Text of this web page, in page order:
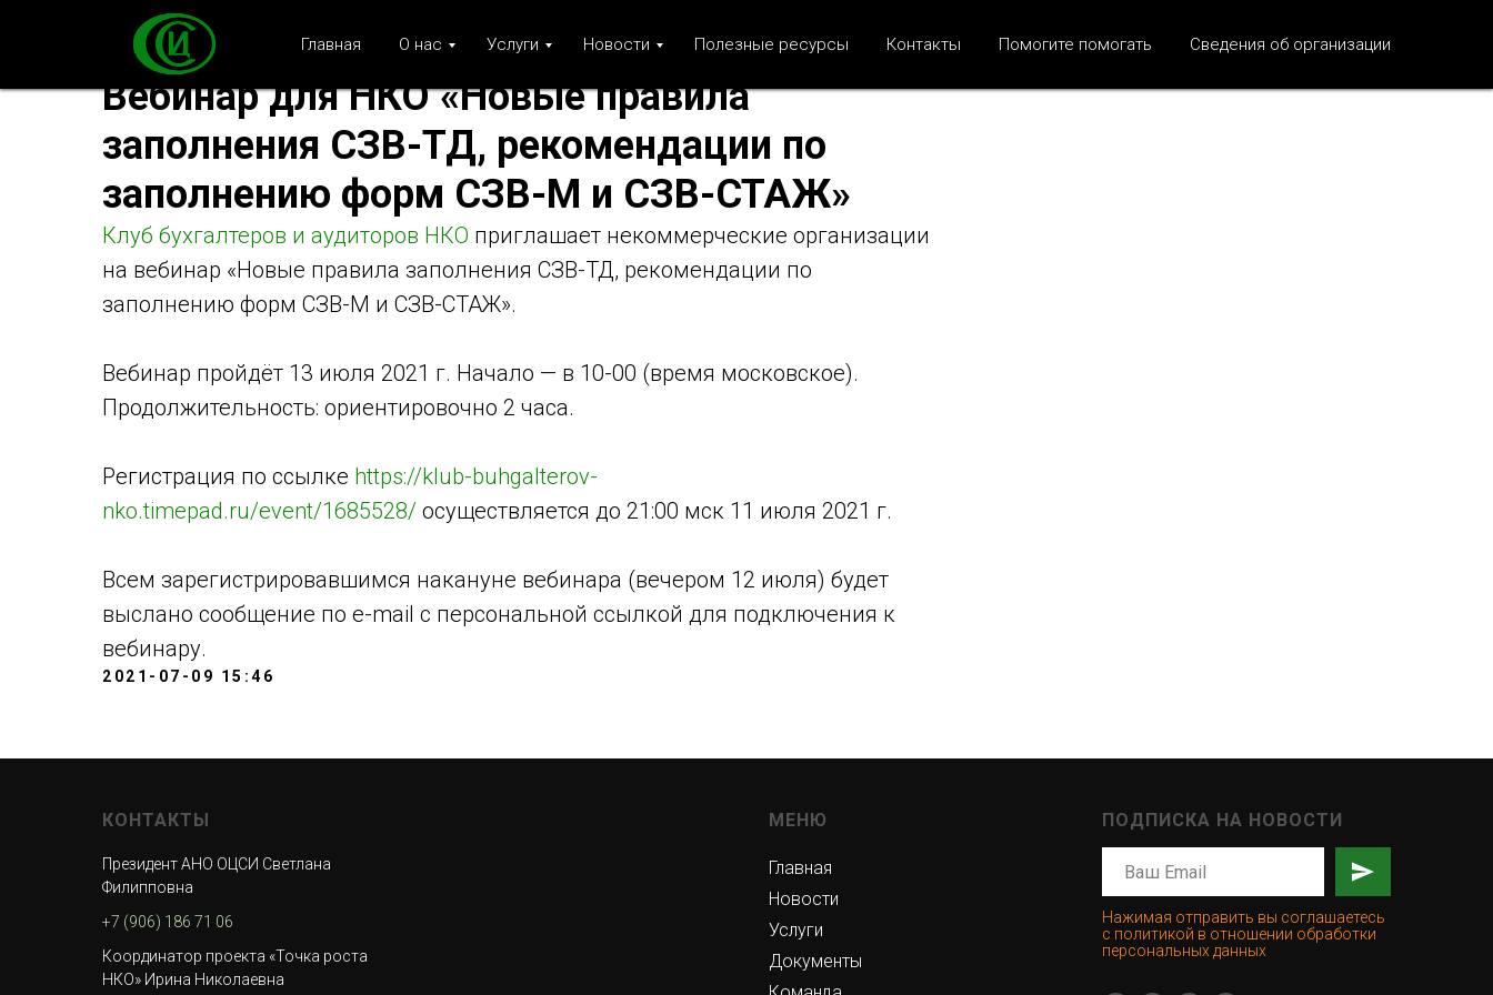
Главная О нас Услуги Новости Полезные ресурсы Контакты Помогите помогать Сведения об организации
Вебинар для НКО «Новые правила
заполнения СЗВ-ТД, рекомендации по
заполнению форм СЗВ-М и СЗВ-СТАЖ»
Клуб бухгалтеров и аудиторов НКО приглашает некоммерческие организации
на вебинар «Новые правила заполнения СЗВ-ТД, рекомендации по
заполнению форм СЗВ-М и СЗВ-СТАЖ».
Вебинар пройдёт 13 июля 2021 г. Начало — в 10-00 (время московское).
Продолжительность: ориентировочно 2 часа.
Регистрация по ссылке https://klub-buhgalterov-
nko.timepad.ru/event/1685528/ осуществляется до 21:00 мск 11 июля 2021 г.
Всем зарегистрировавшимся накануне вебинара (вечером 12 июля) будет
выслано сообщение по e-mail с персональной ссылкой для подключения к
вебинару.
2021-07-09 15:46
КОНТАКТЫ
Президент АНО ОЦСИ Светлана
Филипповна
+7 (906) 186 71 06
Координатор проекта «Точка роста
НКО» Ирина Николаевна
МЕНЮ
Главная
Новости
Услуги
Документы
ПОДПИСКА НА НОВОСТИ
Нажимая отправить вы соглашаетесь
с политикой в отношении обработки
персональных данных